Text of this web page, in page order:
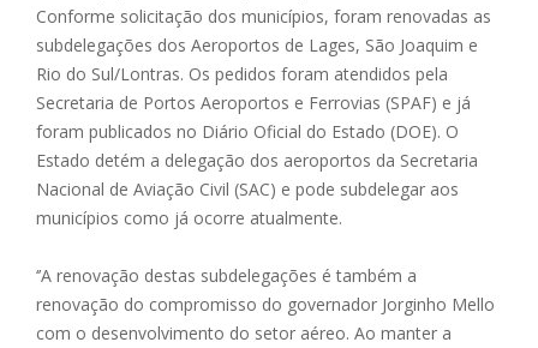
Conforme solicitação dos municípios, foram renovadas as
subdelegações dos Aeroportos de Lages, São Joaquim e
Rio do Sul/Lontras. Os pedidos foram atendidos pela
Secretaria de Portos Aeroportos e Ferrovias (SPAF) e já
foram publicados no Diário Oficial do Estado (DOE). O
Estado detém a delegação dos aeroportos da Secretaria
Nacional de Aviação Civil (SAC) e pode subdelegar aos
municípios como já ocorre atualmente.
‘’A renovação destas subdelegações é também a
renovação do compromisso do governador Jorginho Mello
com o desenvolvimento do setor aéreo. Ao manter a